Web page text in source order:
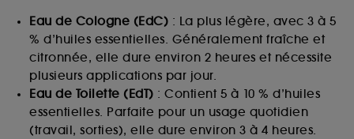
Eau de Cologne (EdC) : La plus légère, avec 3 à 5
% d’huiles essentielles. Généralement fraîche et
citronnée, elle dure environ 2 heures et nécessite
plusieurs applications par jour.
Eau de Toilette (EdT) : Contient 5 à 10 % d’huiles
essentielles. Parfaite pour un usage quotidien
(travail, sorties), elle dure environ 3 à 4 heures.